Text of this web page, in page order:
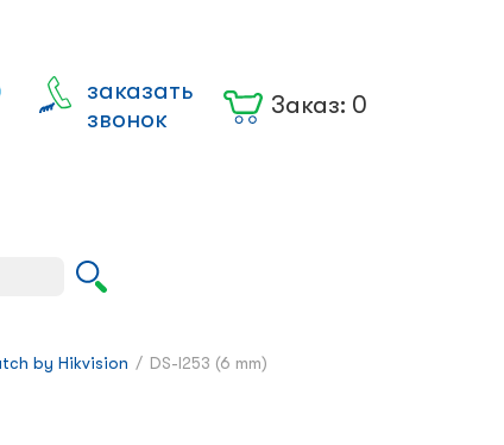
заказать
звонок
Заказ: 0
by Hikvision / DS-I253 (6 mm)